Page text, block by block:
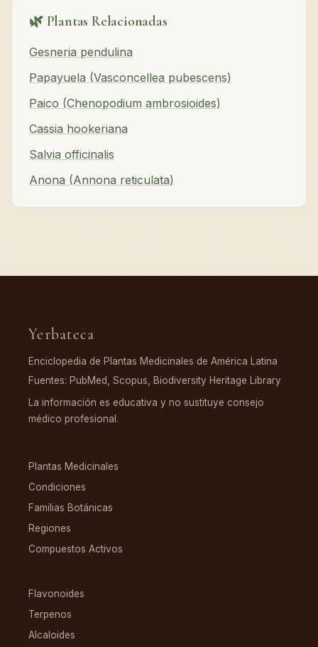
🌿 Plantas Relacionadas
Gesneria pendulina
Papayuela (Vasconcellea pubescens)
Paico (Chenopodium ambrosioides)
Cassia hookeriana
Salvia officinalis
Anona (Annona reticulata)
Yerbateca
Enciclopedia de Plantas Medicinales de América Latina
Fuentes: PubMed, Scopus, Biodiversity Heritage Library
La información es educativa y no sustituye consejo
médico profesional.
Plantas Medicinales
Condiciones
Familias Botánicas
Regiones
Compuestos Activos
Flavonoides
Terpenos
Alcaloides